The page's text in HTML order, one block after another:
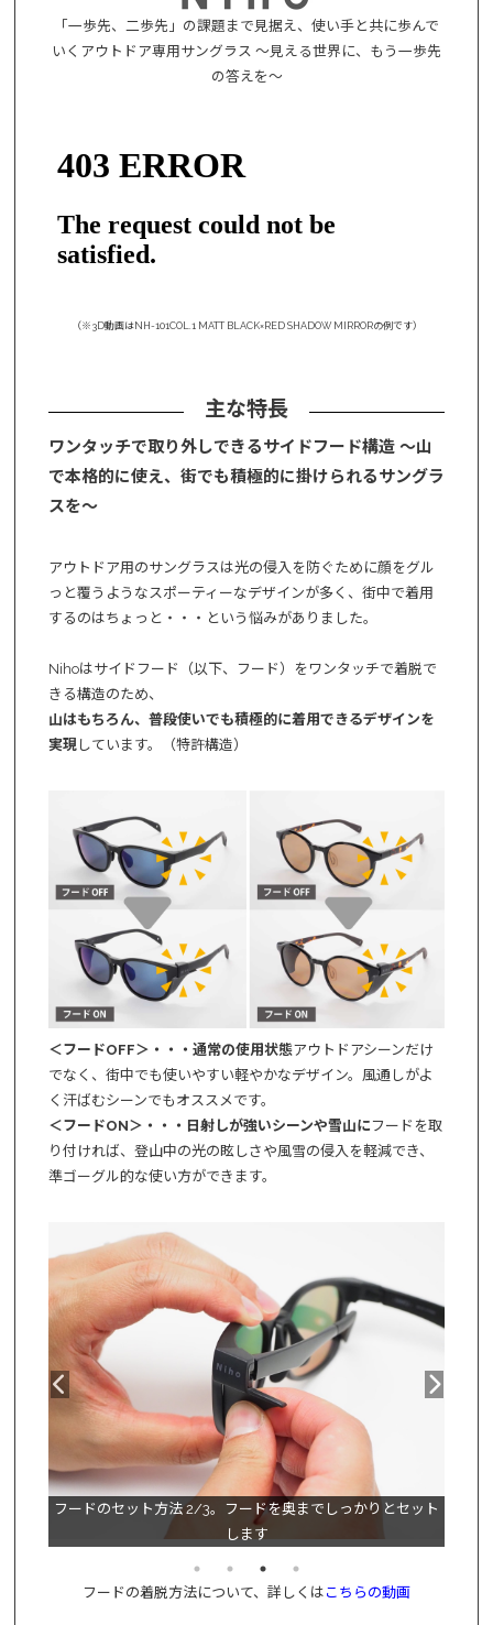
「一歩先、二歩先」の課題まで見据え、使い手と共に歩んで
いくアウトドア専用サングラス ～見える世界に、もう一歩先
の答えを～
（※3D動画はNH-101COL.1 MATT BLACK×RED SHADOW MIRRORの例です）
主な特長
ワンタッチで取り外しできるサイドフード構造 ～山
で本格的に使え、街でも積極的に掛けられるサングラ
スを～
アウトドア用のサングラスは光の侵入を防ぐために顔をグル
っと覆うようなスポーティーなデザインが多く、街中で着用
するのはちょっと・・・という悩みがありました。
Nihoはサイドフード（以下、フード）をワンタッチで着脱で
きる構造のため、
山はもちろん、普段使いでも積極的に着用できるデザインを
実現 しています。（特許構造）
＜フードOFF＞・・・通常の使用状態アウトドアシーンだけ
でなく、街中でも使いやすい軽やかなデザイン。風通しがよ
く汗ばむシーンでもオススメです。
＜フードON＞・・・日射しが強いシーンや雪山に フードを取
り付ければ、登山中の光の眩しさや風雪の侵入を軽減でき、
準ゴーグル的な使い方ができます。
フードのセット方法 2/3。フードを奥までしっかりとセット
します
フードの着脱方法について、詳しくは こちらの動画